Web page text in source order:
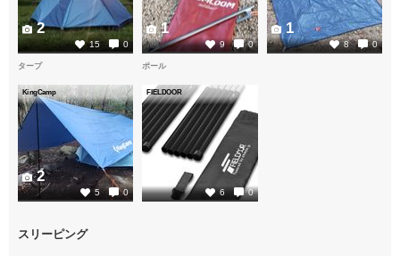
15 0
2
9 0
1
8 0
1
タープ
KingCamp
5 0
2
ポール
FIELDOOR
6 0
スリーピング